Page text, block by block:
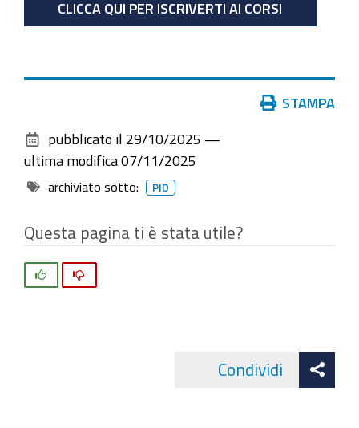
CLICCA QUI PER ISCRIVERTI AI CORSI
documento
STAMPA
pubblicato il 29/10/2025 —
ultima modifica 07/11/2025
archiviato sotto: PID
Questa pagina ti è stata utile?
Condividi